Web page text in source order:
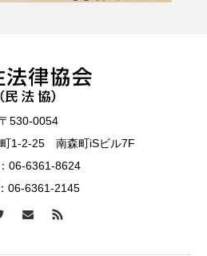
〒530-0054
町1-2-25 南森町iSビル7F
06-6361-8624
06-6361-2145